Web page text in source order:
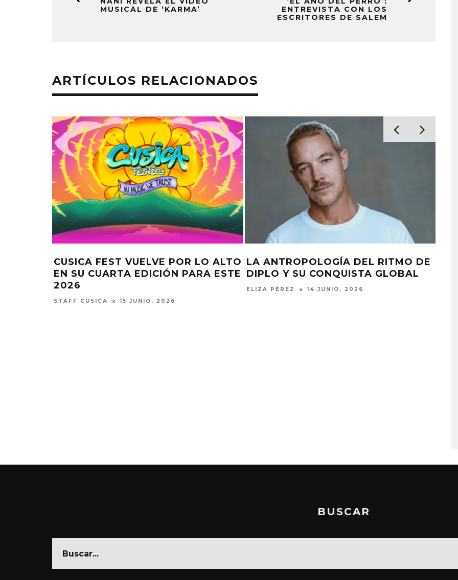
MUSICAL DE ‘KARMA’
ENTREVISTA CON LOS
ESCRITORES DE SALEM
ARTÍCULOS RELACIONADOS
CUSICA FEST VUELVE POR LO ALTO
EN SU CUARTA EDICIÓN PARA ESTE
2026
STAFF CUSICA 15 JUNIO, 2026
LA ANTROPOLOGÍA DEL RITMO DE
DIPLO Y SU CONQUISTA GLOBAL
ELIZA PÉREZ 14 JUNIO, 2026
BUSCAR